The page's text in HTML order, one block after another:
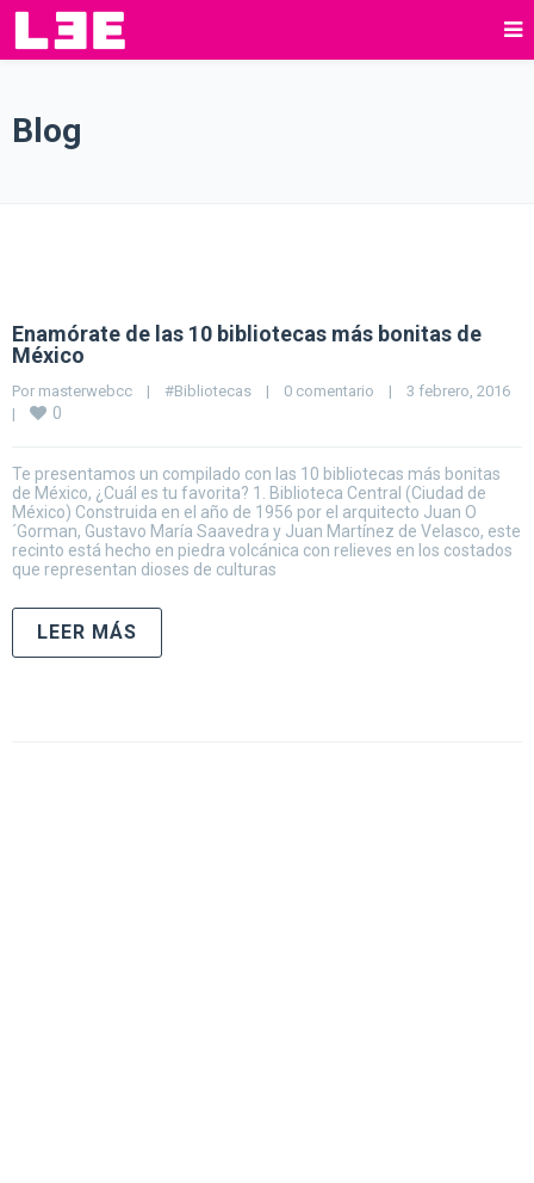
Blog
Enamórate de las 10 bibliotecas más bonitas de
México
Por masterwebcc | #Bibliotecas | 0 comentario |
|
0
Te presentamos un compilado con las 10 bibliotecas más bonitas
de México, ¿Cuál es tu favorita? 1. Biblioteca Central (Ciudad de
México) Construida en el año de 1956 por el arquitecto Juan O
´Gorman, Gustavo María Saavedra y Juan Martínez de Velasco, este
recinto está hecho en piedra volcánica con relieves en los costados
que representan dioses de culturas
LEER MÁS